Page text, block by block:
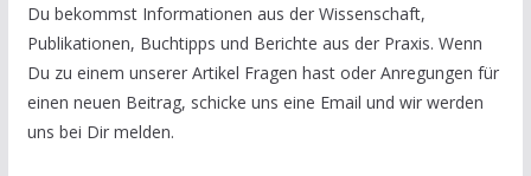
Du bekommst Informationen aus der Wissenschaft,
Publikationen, Buchtipps und Berichte aus der Praxis. Wenn
Du zu einem unserer Artikel Fragen hast oder Anregungen für
einen neuen Beitrag, schicke uns eine Email und wir werden
uns bei Dir melden.